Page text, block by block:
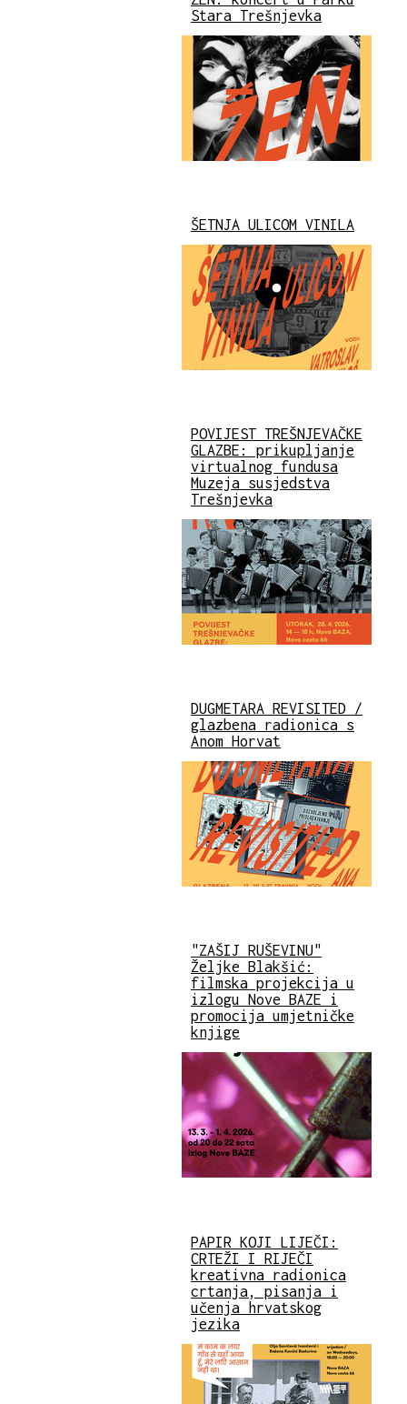
Stara Trešnjevka
ŠETNJA ULICOM VINILA
POVIJEST TREŠNJEVAČKE
GLAZBE: prikupljanje
virtualnog fundusa
Muzeja susjedstva
Trešnjevka
DUGMETARA REVISITED /
glazbena radionica s
Anom Horvat
"ZAŠIJ RUŠEVINU"
Željke Blakšić:
filmska projekcija u
izlogu Nove BAZE i
promocija umjetničke
knjige
PAPIR KOJI LIJEČI:
CRTEŽI I RIJEČI
kreativna radionica
crtanja, pisanja i
učenja hrvatskog
jezika